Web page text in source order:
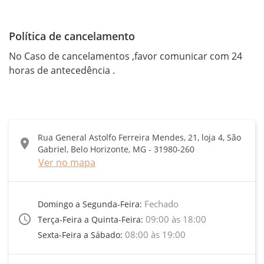
Política de cancelamento
No Caso de cancelamentos ,favor comunicar com 24
horas de antecedência .
location_on
Rua General Astolfo Ferreira Mendes, 21, loja 4, São
Gabriel, Belo Horizonte, MG - 31980-260
Ver no mapa
access_time
Domingo a Segunda-Feira: Fechado
Terça-Feira a Quinta-Feira: 09:00 às 18:00
Sexta-Feira a Sábado: 08:00 às 19:00